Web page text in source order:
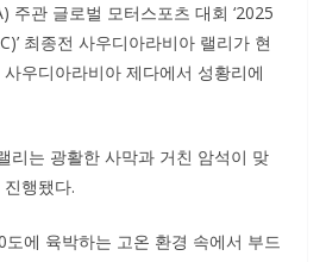
주관 글로벌 모터스포츠 대회 ‘2025
최종전 사우디아라비아 랠리가 현
우디아라비아 제다에서 성황리에
리는 광활한 사막과 거친 암석이 맞
행됐다.
에 육박하는 고온 환경 속에서 부드